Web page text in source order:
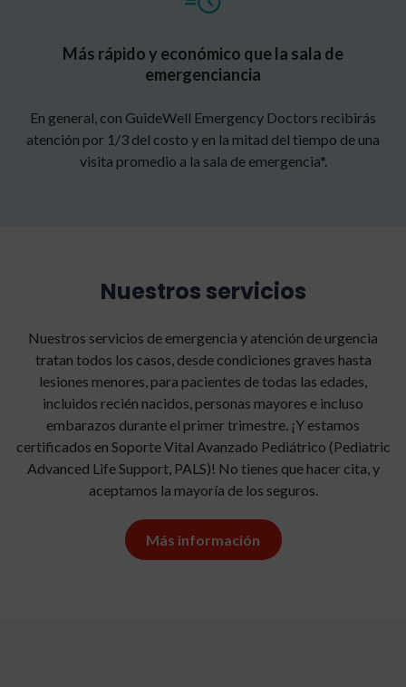
Más rápido y económico que la sala de
emergenciancia
En general, con GuideWell Emergency Doctors recibirás
atención por 1/3 del costo y en la mitad del tiempo de una
visita promedio a la sala de emergencia*.
Nuestros servicios
Nuestros servicios de emergencia y atención de urgencia
tratan todos los casos, desde condiciones graves hasta
lesiones menores, para pacientes de todas las edades,
incluidos recién nacidos, personas mayores e incluso
embarazos durante el primer trimestre. ¡Y estamos
certificados en Soporte Vital Avanzado Pediátrico (Pediatric
Advanced Life Support, PALS)! No tienes que hacer cita, y
aceptamos la mayoría de los seguros.
Más información